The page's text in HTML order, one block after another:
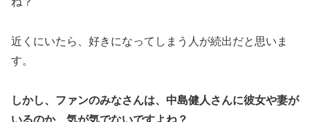
近くにいたら、好きになってしまう人が続出だと思いま
す。
しかし、ファンのみなさんは、中島健人さんに彼女や妻が
いるのか、気が気でないですよね？